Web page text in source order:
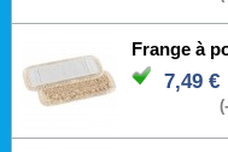
Frange à
7,49 €